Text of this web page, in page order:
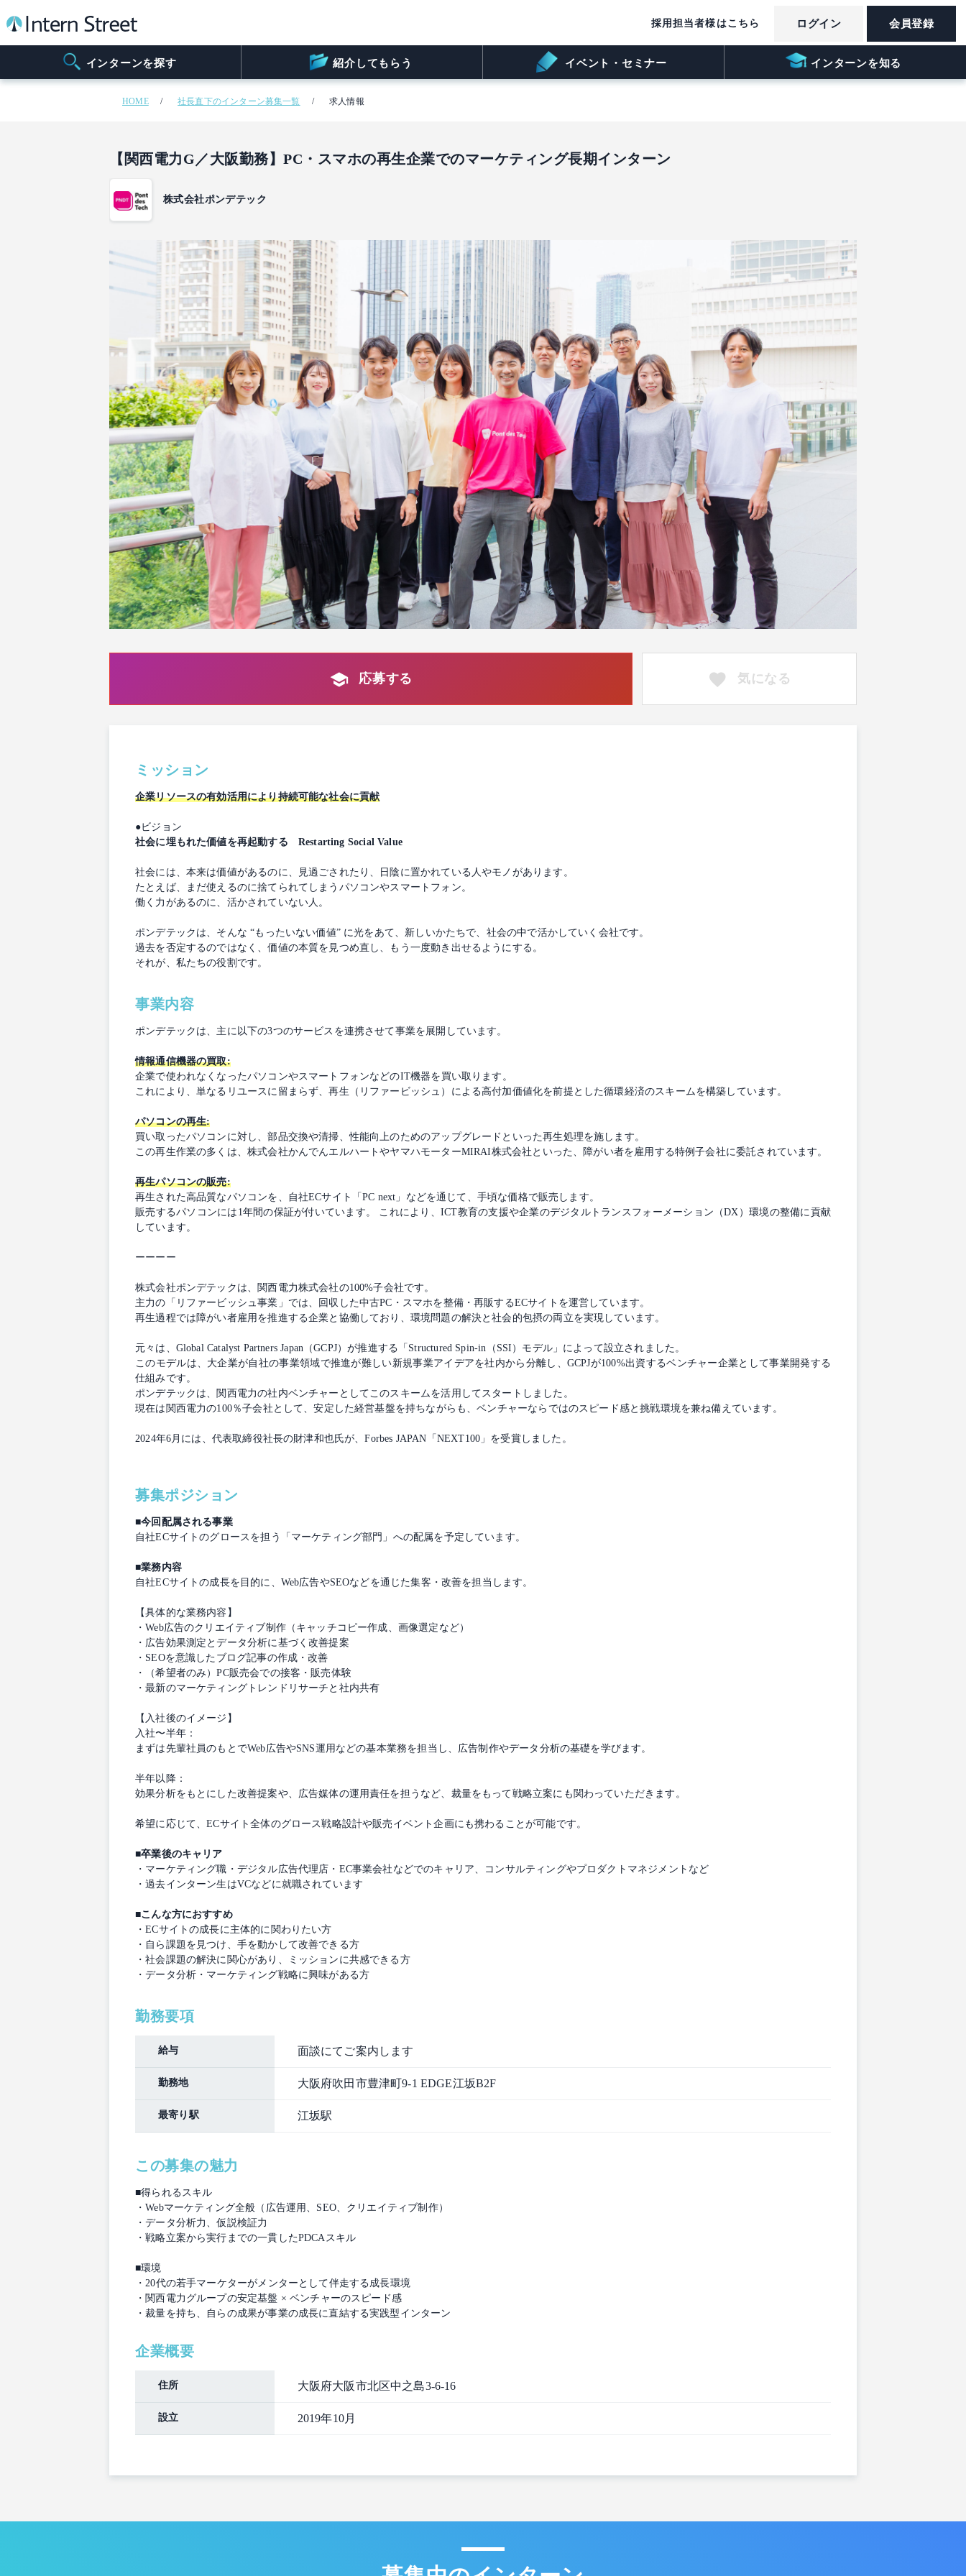
インターンを探す 紹介してもらう イベント・セミナー インターンを知る
採用担当者様はこちら ログイン 会員登録
HOME 社長直下のインターン募集一覧 求人情報
【関西電力G／大阪勤務】PC・スマホの再生企業でのマーケティング長期インターン
株式会社ポンデテック
応募する 気になる
ミッション
企業リソースの有効活用により持続可能な社会に貢献
●ビジョン
社会に埋もれた価値を再起動する Restarting Social Value
社会には、本来は価値があるのに、見過ごされたり、日陰に置かれている人やモノがあります。
たとえば、まだ使えるのに捨てられてしまうパソコンやスマートフォン。
働く力があるのに、活かされていない人。
ポンデテックは、そんな “もったいない価値” に光をあて、新しいかたちで、社会の中で活かしていく会社です。
過去を否定するのではなく、価値の本質を見つめ直し、もう一度動き出せるようにする。
それが、私たちの役割です。
事業内容
ポンデテックは、主に以下の3つのサービスを連携させて事業を展開しています。
情報通信機器の買取:
企業で使われなくなったパソコンやスマートフォンなどのIT機器を買い取ります。
これにより、単なるリユースに留まらず、再生（リファービッシュ）による高付加価値化を前提とした循環経済のスキームを構築しています。
パソコンの再生:
買い取ったパソコンに対し、部品交換や清掃、性能向上のためのアップグレードといった再生処理を施します。
この再生作業の多くは、株式会社かんでんエルハートやヤマハモーターMIRAI株式会社といった、障がい者を雇用する特例子会社に委託されています。
再生パソコンの販売:
再生された高品質なパソコンを、自社ECサイト「PC next」などを通じて、手頃な価格で販売します。
販売するパソコンには1年間の保証が付いています。 これにより、ICT教育の支援や企業のデジタルトランスフォーメーション（DX）環境の整備に貢献
しています。
ーーーー
株式会社ポンデテックは、関西電力株式会社の100%子会社です。
主力の「リファービッシュ事業」では、回収した中古PC・スマホを整備・再販するECサイトを運営しています。
再生過程では障がい者雇用を推進する企業と協働しており、環境問題の解決と社会的包摂の両立を実現しています。
元々は、Global Catalyst Partners Japan（GCPJ）が推進する「Structured Spin-in（SSI）モデル」によって設立されました。
このモデルは、大企業が自社の事業領域で推進が難しい新規事業アイデアを社内から分離し、GCPJが100%出資するベンチャー企業として事業開発する
仕組みです。
ポンデテックは、関西電力の社内ベンチャーとしてこのスキームを活用してスタートしました。
現在は関西電力の100％子会社として、安定した経営基盤を持ちながらも、ベンチャーならではのスピード感と挑戦環境を兼ね備えています。
2024年6月には、代表取締役社長の財津和也氏が、Forbes JAPAN「NEXT100」を受賞しました。
募集ポジション
■今回配属される事業
自社ECサイトのグロースを担う「マーケティング部門」への配属を予定しています。
■業務内容
自社ECサイトの成長を目的に、Web広告やSEOなどを通じた集客・改善を担当します。
【具体的な業務内容】
・Web広告のクリエイティブ制作（キャッチコピー作成、画像選定など）
・広告効果測定とデータ分析に基づく改善提案
・SEOを意識したブログ記事の作成・改善
・（希望者のみ）PC販売会での接客・販売体験
・最新のマーケティングトレンドリサーチと社内共有
【入社後のイメージ】
入社〜半年：
まずは先輩社員のもとでWeb広告やSNS運用などの基本業務を担当し、広告制作やデータ分析の基礎を学びます。
半年以降：
効果分析をもとにした改善提案や、広告媒体の運用責任を担うなど、裁量をもって戦略立案にも関わっていただきます。
希望に応じて、ECサイト全体のグロース戦略設計や販売イベント企画にも携わることが可能です。
■卒業後のキャリア
・マーケティング職・デジタル広告代理店・EC事業会社などでのキャリア、コンサルティングやプロダクトマネジメントなど
・過去インターン生はVCなどに就職されています
■こんな方におすすめ
・ECサイトの成長に主体的に関わりたい方
・自ら課題を見つけ、手を動かして改善できる方
・社会課題の解決に関心があり、ミッションに共感できる方
・データ分析・マーケティング戦略に興味がある方
勤務要項
給与 面談にてご案内します
勤務地 大阪府吹田市豊津町9-1 EDGE江坂B2F
最寄り駅 江坂駅
この募集の魅力
■得られるスキル
・Webマーケティング全般（広告運用、SEO、クリエイティブ制作）
・データ分析力、仮説検証力
・戦略立案から実行までの一貫したPDCAスキル
■環境
・20代の若手マーケターがメンターとして伴走する成長環境
・関西電力グループの安定基盤 × ベンチャーのスピード感
・裁量を持ち、自らの成果が事業の成長に直結する実践型インターン
企業概要
住所 大阪府大阪市北区中之島3-6-16
設立 2019年10月